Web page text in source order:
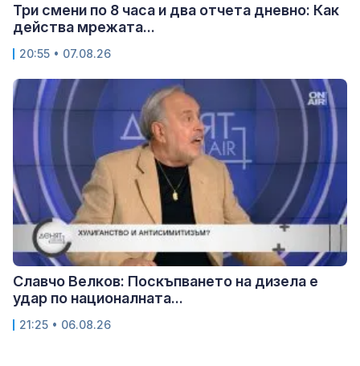
Три смени по 8 часа и два отчета дневно: Как
действа мрежата...
20:55 • 07.08.26
Славчо Велков: Поскъпването на дизела е
удар по националната...
21:25 • 06.08.26